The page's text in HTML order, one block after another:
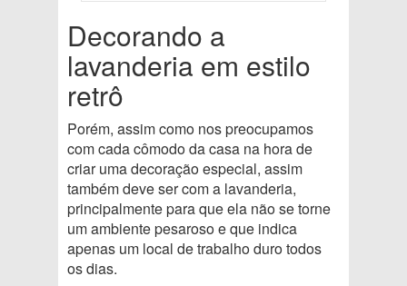
Decorando a
lavanderia em estilo
retrô
Porém, assim como nos preocupamos
com cada cômodo da casa na hora de
criar uma decoração especial, assim
também deve ser com a lavanderia,
principalmente para que ela não se torne
um ambiente pesaroso e que indica
apenas um local de trabalho duro todos
os dias.